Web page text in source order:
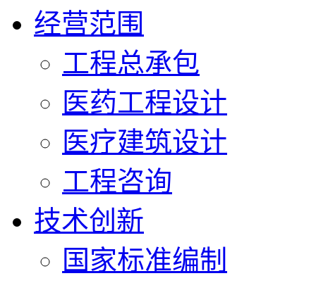
经营范围
工程总承包
医药工程设计
医疗建筑设计
工程咨询
技术创新
国家标准编制